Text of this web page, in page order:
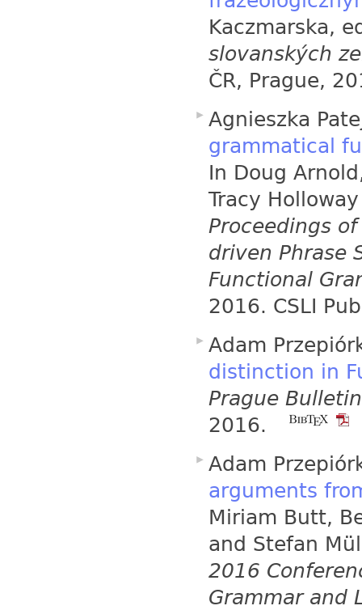
Kaczmarska,
slovanských
ČR, Prague,
Agnieszka
grammatical
In Doug
Tracy
Proceedings
driven Phrase
Functional
2016. CSLI
Adam
distinction in
Prague
2016.
Adam
arguments
Miriam Butt,
and Stefan
2016
Grammar and